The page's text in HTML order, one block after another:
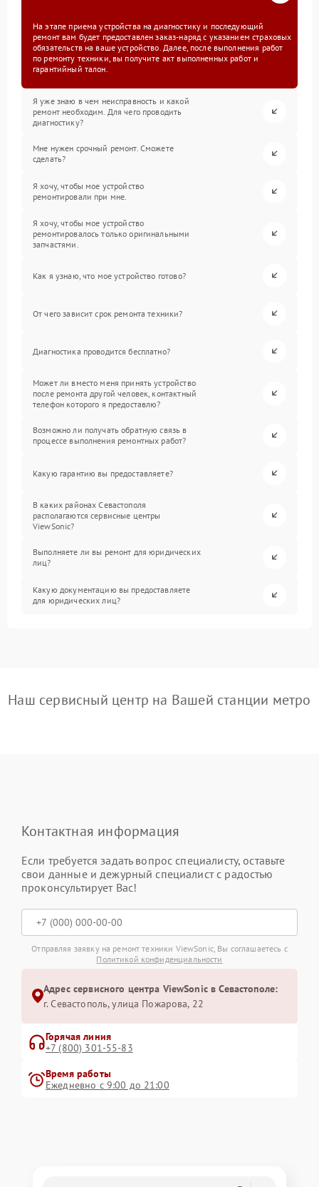
На этапе приема устройства на диагностику и последующий
ремонт вам будет предоставлен заказ-наряд с указанием страховых
обязательств на ваше устройство. Далее, после выполнения работ
по ремонту техники, вы получите акт выполненных работ и
гарантийный талон.
Я уже знаю в чем неисправность и какой
ремонт необходим. Для чего проводить
диагностику?
Мне нужен срочный ремонт. Сможете
сделать?
Я хочу, чтобы мое устройство
ремонтировали при мне.
Я хочу, чтобы мое устройство
ремонтировалось только оригинальными
запчастями.
Как я узнаю, что мое устройство готово?
От чего зависит срок ремонта техники?
Диагностика проводится бесплатно?
Может ли вместо меня принять устройство
после ремонта другой человек, контактный
телефон которого я предоставлю?
Возможно ли получать обратную связь в
процессе выполнения ремонтных работ?
Какую гарантию вы предоставляете?
В каких районах Севастополя
располагаются сервисные центры
ViewSonic?
Выполняете ли вы ремонт для юридических
лиц?
Какую документацию вы предоставляете
для юридических лиц?
Наш сервисный центр на Вашей станции метро
Контактная информация
Если требуется задать вопрос специалисту, оставьте
свои данные и дежурный специалист с радостью
проконсультирует Вас!
Отправляя заявку на ремонт техники ViewSonic, Вы соглашаетесь с
Политикой конфиденциальности
Адрес сервисного центра ViewSonic в Севастополе:
г. Севастополь, улица Пожарова, 22
Горячая линия
+7 (800) 301-55-83
Время работы
Ежедневно с 9:00 до 21:00